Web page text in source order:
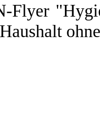
Flyer